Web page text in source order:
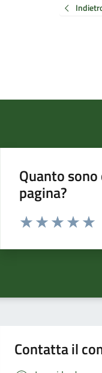
Quanto
pagina?
Valuta da 1 a 5 stelle la
Contatta il